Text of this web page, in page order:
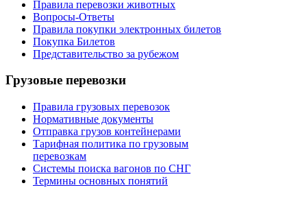
Правила перевозки животных
Вопросы-Ответы
Правила покупки электронных билетов
Покупка Билетов
Представительство за рубежом
Грузовые перевозки
Правила грузовых перевозок
Нормативные документы
Отправка грузов контейнерами
Тарифная политика по грузовым
перевозкам
Системы поиска вагонов по СНГ
Термины основных понятий